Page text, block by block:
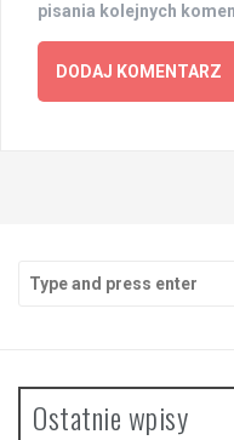
pisania kolejnych
for:
Ostatnie wpisy